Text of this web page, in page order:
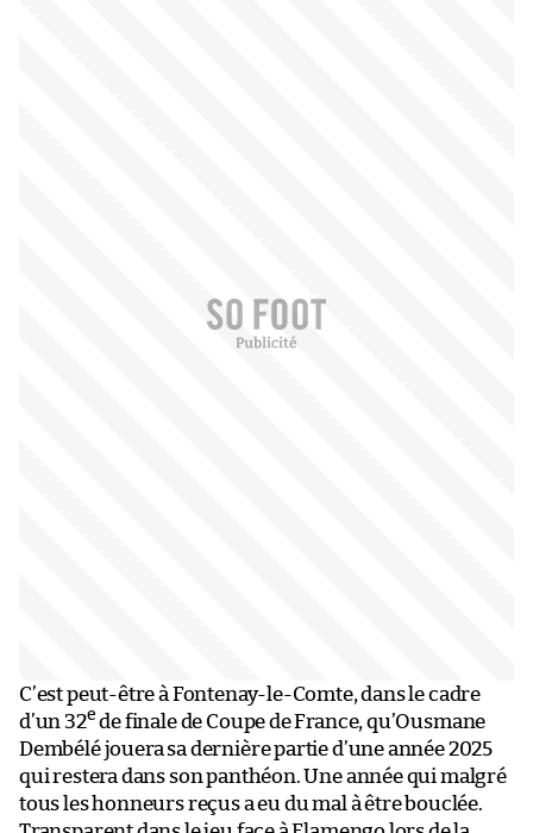
C’est peut-être à Fontenay-le-Comte, dans le cadre
d’un 32e de finale de Coupe de France, qu’Ousmane
Dembélé jouera sa dernière partie d’une année 2025
qui restera dans son panthéon. Une année qui malgré
tous les honneurs reçus a eu du mal à être bouclée.